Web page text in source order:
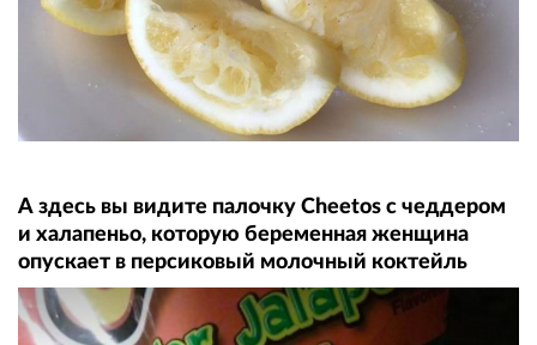
А здесь вы видите палочку Cheetos с чеддером
и халапеньо, которую беременная женщина
опускает в персиковый молочный коктейль